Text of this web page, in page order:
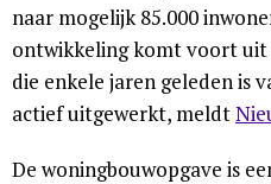
naar mogelijk 85.000
ontwikkeling komt voort uit
die enkele jaren geleden is
actief uitgewerkt, meldt
De woningbouwopgave is